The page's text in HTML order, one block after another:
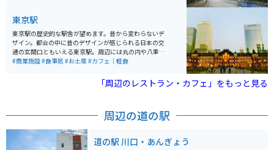
も頻繁に開催されており、訪れるたびに新しい発見があ
ります。散策やジョギングにも最適な環境で、都会の喧
騒を忘れてリフレッシュできる場所です。
東京駅
東京駅の歴史的な駅舎が望めます。昔から変わらないデ
ザイン。都会の中に昔のデザインが感じられる日本の交
通の玄関口ともいえる東京駅。周辺には丸の内や八重洲
といったオフィス街が形成されている。近年ではKITTE
ます活気を帯びているエリアとしても注目されている。
今回は100年以上東京の象徴として存在している。
#商業施設#食事処 #お土産#カフェ｜軽食
「周辺のレストラン・カフェ」をもっと見る
周辺の道の駅
道の駅 川口・あんぎょう